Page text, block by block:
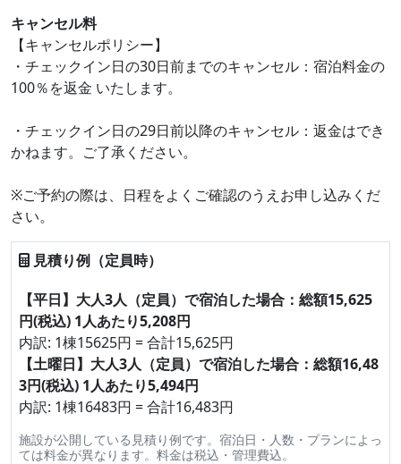
キャンセル料
【キャンセルポリシー】
・チェックイン日の30日前までのキャンセル：宿泊料金の
100％を返金 いたします。
・チェックイン日の29日前以降のキャンセル：返金はでき
かねます。ご了承ください。
※ご予約の際は、日程をよくご確認のうえお申し込みくだ
さい。
見積り例（定員時）
【平日】大人3人（定員）で宿泊した場合：総額15,625
円(税込) 1人あたり5,208円
内訳: 1棟15625円 = 合計15,625円
【土曜日】大人3人（定員）で宿泊した場合：総額16,48
3円(税込) 1人あたり5,494円
内訳: 1棟16483円 = 合計16,483円
施設が公開している見積り例です。宿泊日・人数・プランによっ
ては料金が異なります。料金は税込・管理費込。